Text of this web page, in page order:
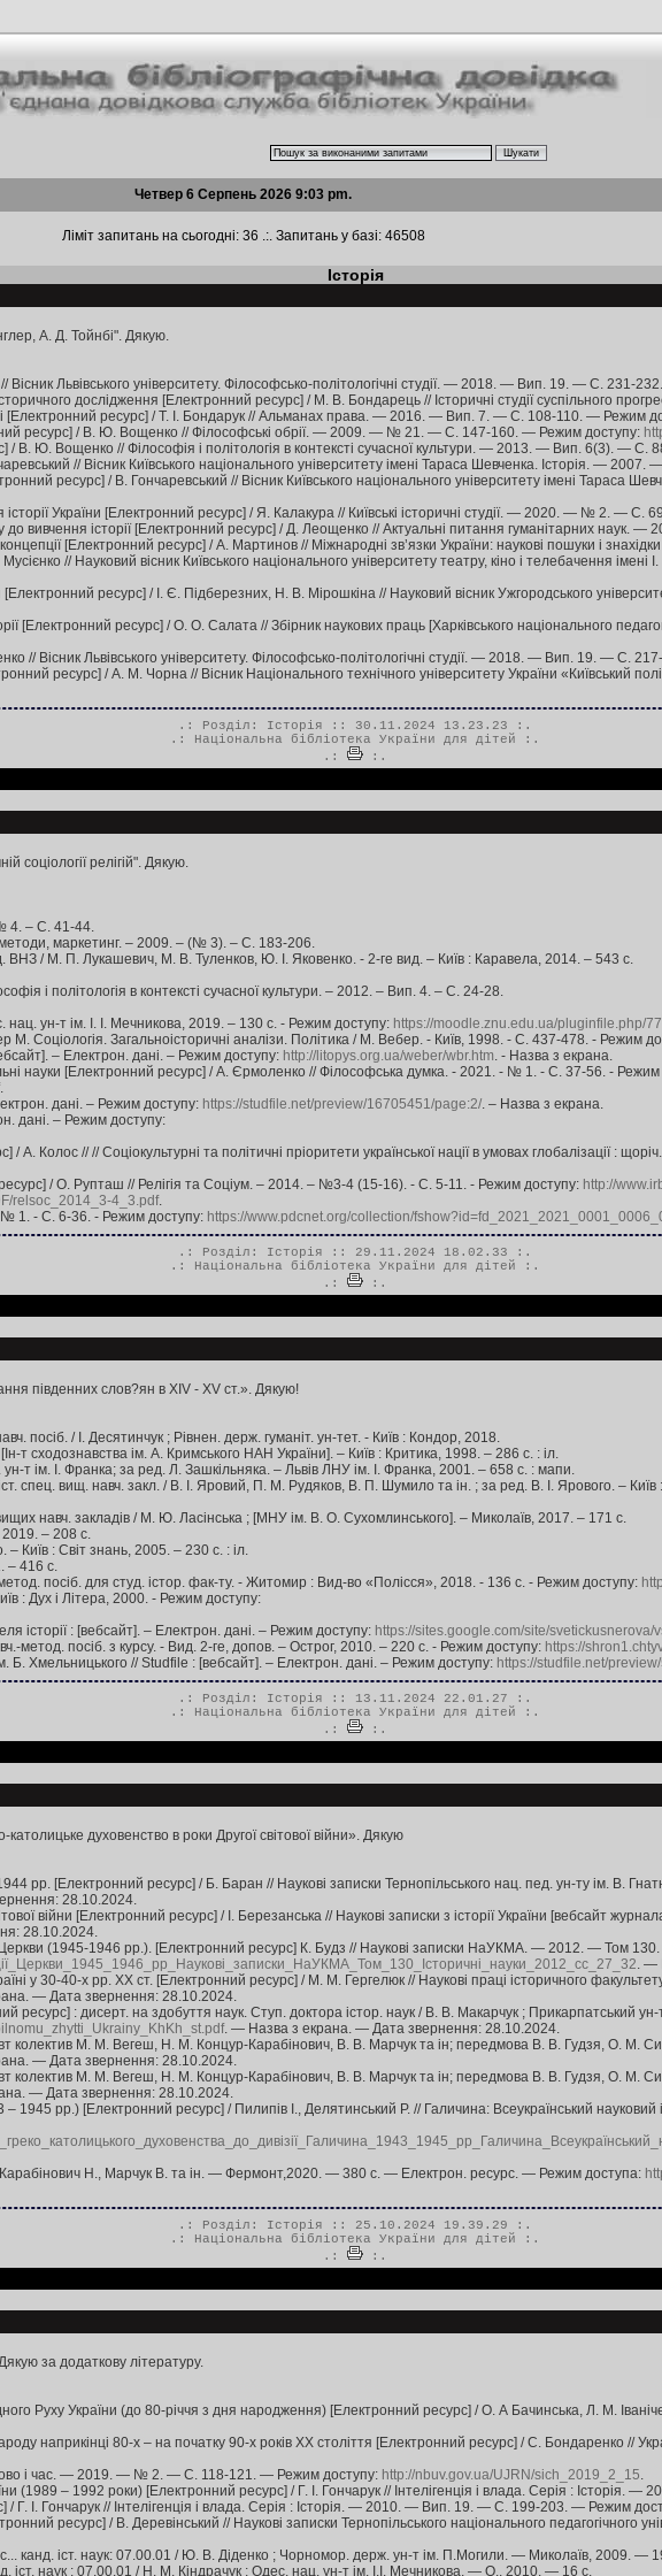
Четвер 6 Серпень 2026 9:03 pm.
Ліміт запитань на сьогодні: 36 .:. Запитань у базі: 46508
Історія
А. Д. Тойнбі". Дякую.
Львівського університету. Філософсько-політологічні студії. — 2018. — Вип. 19. — С. 231-
історичного дослідження [Електронний ресурс] / М. В. Бондарець // Історичні студії суспільного
[Електронний ресурс] / Т. І. Бондарук // Альманах права. — 2016. — Вип. 7. — С. 108-110. — Режим
ресурс] / В. Ю. Вощенко // Філософські обрії. — 2009. — № 21. — С. 147-160. — Режим доступу:
/ В. Ю. Вощенко // Філософія і політологія в контексті сучасної культури. — 2013. — Вип. 6(3). —
// Вісник Київського національного університету імені Тараса Шевченка. Історія. —
ресурс] / В. Гончаревський // Вісник Київського національного університету імені
історії України [Електронний ресурс] / Я. Калакура // Київські історичні студії. — 2020. — № 2. —
до вивчення історії [Електронний ресурс] / Д. Леощенко // Актуальні питання гуманітарних
концепції [Електронний ресурс] / А. Мартинов // Міжнародні зв’язки України: наукові пошуки і
// Науковий вісник Київського національного університету театру, кіно і телебачення
[Електронний ресурс] / І. Є. Підберезних, Н. В. Мірошкіна // Науковий вісник Ужгородського
[Електронний ресурс] / О. О. Салата // Збірник наукових праць [Харківського національного
// Вісник Львівського університету. Філософсько-політологічні студії. — 2018. — Вип. 19. — С.
ресурс] / А. М. Чорна // Вісник Національного технічного університету України
.: Розділ: Історія :: 30.11.2024 13.23.23 :.
.: Національна бібліотека України для дітей :.
.:
:.
соціології релігій". Дякую.
4. – С. 41-44.
методи, маркетинг. – 2009. – (№ 3). – С. 183-206.
ВНЗ / М. П. Лукашевич, М. В. Туленков, Ю. І. Яковенко. - 2-ге вид. – Київ : Каравела, 2014. – 543 с.
і політологія в контексті сучасної культури. – 2012. – Вип. 4. – С. 24-28.
ун-т ім. І. І. Мечникова, 2019. – 130 с. - Режим доступу: https://moodle.znu.edu.ua/pluginfile.php/
Соціологія. Загальноісторичні аналізи. Політика / М. Вебер. - Київ, 1998. - С. 437-478. - Режим
– Електрон. дані. – Режим доступу: http://litopys.org.ua/weber/wbr.htm. - Назва з екрана.
науки [Електронний ресурс] / А. Єрмоленко // Філософська думка. - 2021. - № 1. - С. 37-56. -
.
дані. – Режим доступу: https://studfile.net/preview/16705451/page:2/. – Назва з екрана.
дані. – Режим доступу:
Колос // // Соціокультурні та політичні пріоритети української нації в умовах глобалізації :
/ О. Рупташ // Релігія та Соціум. – 2014. – №3-4 (15-16). - С. 5-11. - Режим доступу: http://
relsoc_2014_3-4_3.pdf.
№ 1. - С. 6-36. - Режим доступу: https://www.pdcnet.org/collection/
.: Розділ: Історія :: 29.11.2024 18.02.33 :.
.: Національна бібліотека України для дітей :.
.:
:.
південних слов?ян в XIV - XV ст.». Дякую!
посіб. / І. Десятинчук ; Рівнен. держ. гуманіт. ун-тет. - Київ : Кондор, 2018.
т сходознавства ім. А. Кримського НАН України]. – Київ : Критика, 1998. – 286 с. : іл.
ун-т ім. І. Франка; за ред. Л. Зашкільняка. – Львів ЛНУ ім. І. Франка, 2001. – 658 с. : мапи.
іст. спец. вищ. навч. закл. / В. І. Яровий, П. М. Рудяков, В. П. Шумило та ін. ; за ред. В. І. Ярового. –
навч. закладів / М. Ю. Ласінська ; [МНУ ім. В. О. Сухомлинського]. – Миколаїв, 2017. – 171 с.
2019. – 208 с.
Київ : Світ знань, 2005. – 230 с. : іл.
– 416 с.
посіб. для студ. істор. фак-ту. - Житомир : Вид-во «Полісся», 2018. - 136 с. - Режим доступу:
: Дух і Літера, 2000. - Режим доступу:
історії : [вебсайт]. – Електрон. дані. – Режим доступу: https://sites.google.com/site/
метод. посіб. з курсу. - Вид. 2-ге, допов. – Острог, 2010. – 220 с. - Режим доступу: https://
Хмельницького // Studfile : [вебсайт]. – Електрон. дані. – Режим доступу: https://studfile.net/
.: Розділ: Історія :: 13.11.2024 22.01.27 :.
.: Національна бібліотека України для дітей :.
.:
:.
духовенство в роки Другої світової війни». Дякую
рр. [Електронний ресурс] / Б. Баран // Наукові записки Тернопільського нац. пед. ун-ту
28.10.2024.
війни [Електронний ресурс] / І. Березанська // Наукові записки з історії України
28.10.2024.
Церкви (1945-1946 рр.). [Електронний ресурс] К. Будз // Наукові записки НаУКМА. — 2012. — Том
. —
у 30-40-х рр. ХХ ст. [Електронний ресурс] / М. М. Гергелюк // Наукові праці історичного
— Дата звернення: 28.10.2024.
ресурс] : дисерт. на здобуття наук. Ступ. доктора істор. наук / В. В. Макарчук ;
. — Назва з екрана. — Дата звернення: 28.10.2024.
авт колектив М. М. Вегеш, Н. М. Концур-Карабінович, В. В. Марчук та ін; передмова В. В. Гудзя,
— Дата звернення: 28.10.2024.
авт колектив М. М. Вегеш, Н. М. Концур-Карабінович, В. В. Марчук та ін; передмова В. В. Гудзя,
— Дата звернення: 28.10.2024.
1945 рр.) [Електронний ресурс] / Пилипів І., Делятинський Р. // Галичина: Всеукраїнський
Н., Марчук В. та ін. — Фермонт,2020. — 380 с. — Електрон. ресурс. — Режим доступа:
.: Розділ: Історія :: 25.10.2024 19.39.29 :.
.: Національна бібліотека України для дітей :.
.:
:.
за додаткову літературу.
Руху України (до 80-річчя з дня народження) [Електронний ресурс] / О. А Бачинська, Л. М.
наприкінці 80-х – на початку 90-х років XX століття [Електронний ресурс] / С. Бондаренко //
і час. — 2019. — № 2. — С. 118-121. — Режим доступу: http://nbuv.gov.ua/UJRN/sich_2019_2_15.
(1989 – 1992 роки) [Електронний ресурс] / Г. І. Гончарук // Інтелігенція і влада. Серія :
/ Г. І. Гончарук // Інтелігенція і влада. Серія : Історія. — 2010. — Вип. 19. — С. 199-203. — Режим
ресурс] / В. Деревінський // Наукові записки Тернопільського національного
канд. іст. наук: 07.00.01 / Ю. В. Діденко ; Чорномор. держ. ун-т ім. П.Могили. — Миколаїв, 2009. —
іст. наук : 07.00.01 / Н. М. Кіндрачук ; Одес. нац. ун-т ім. І.І. Мечникова. — О., 2010. — 16 с.